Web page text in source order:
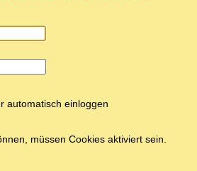
automatisch einloggen
müssen Cookies aktiviert sein.